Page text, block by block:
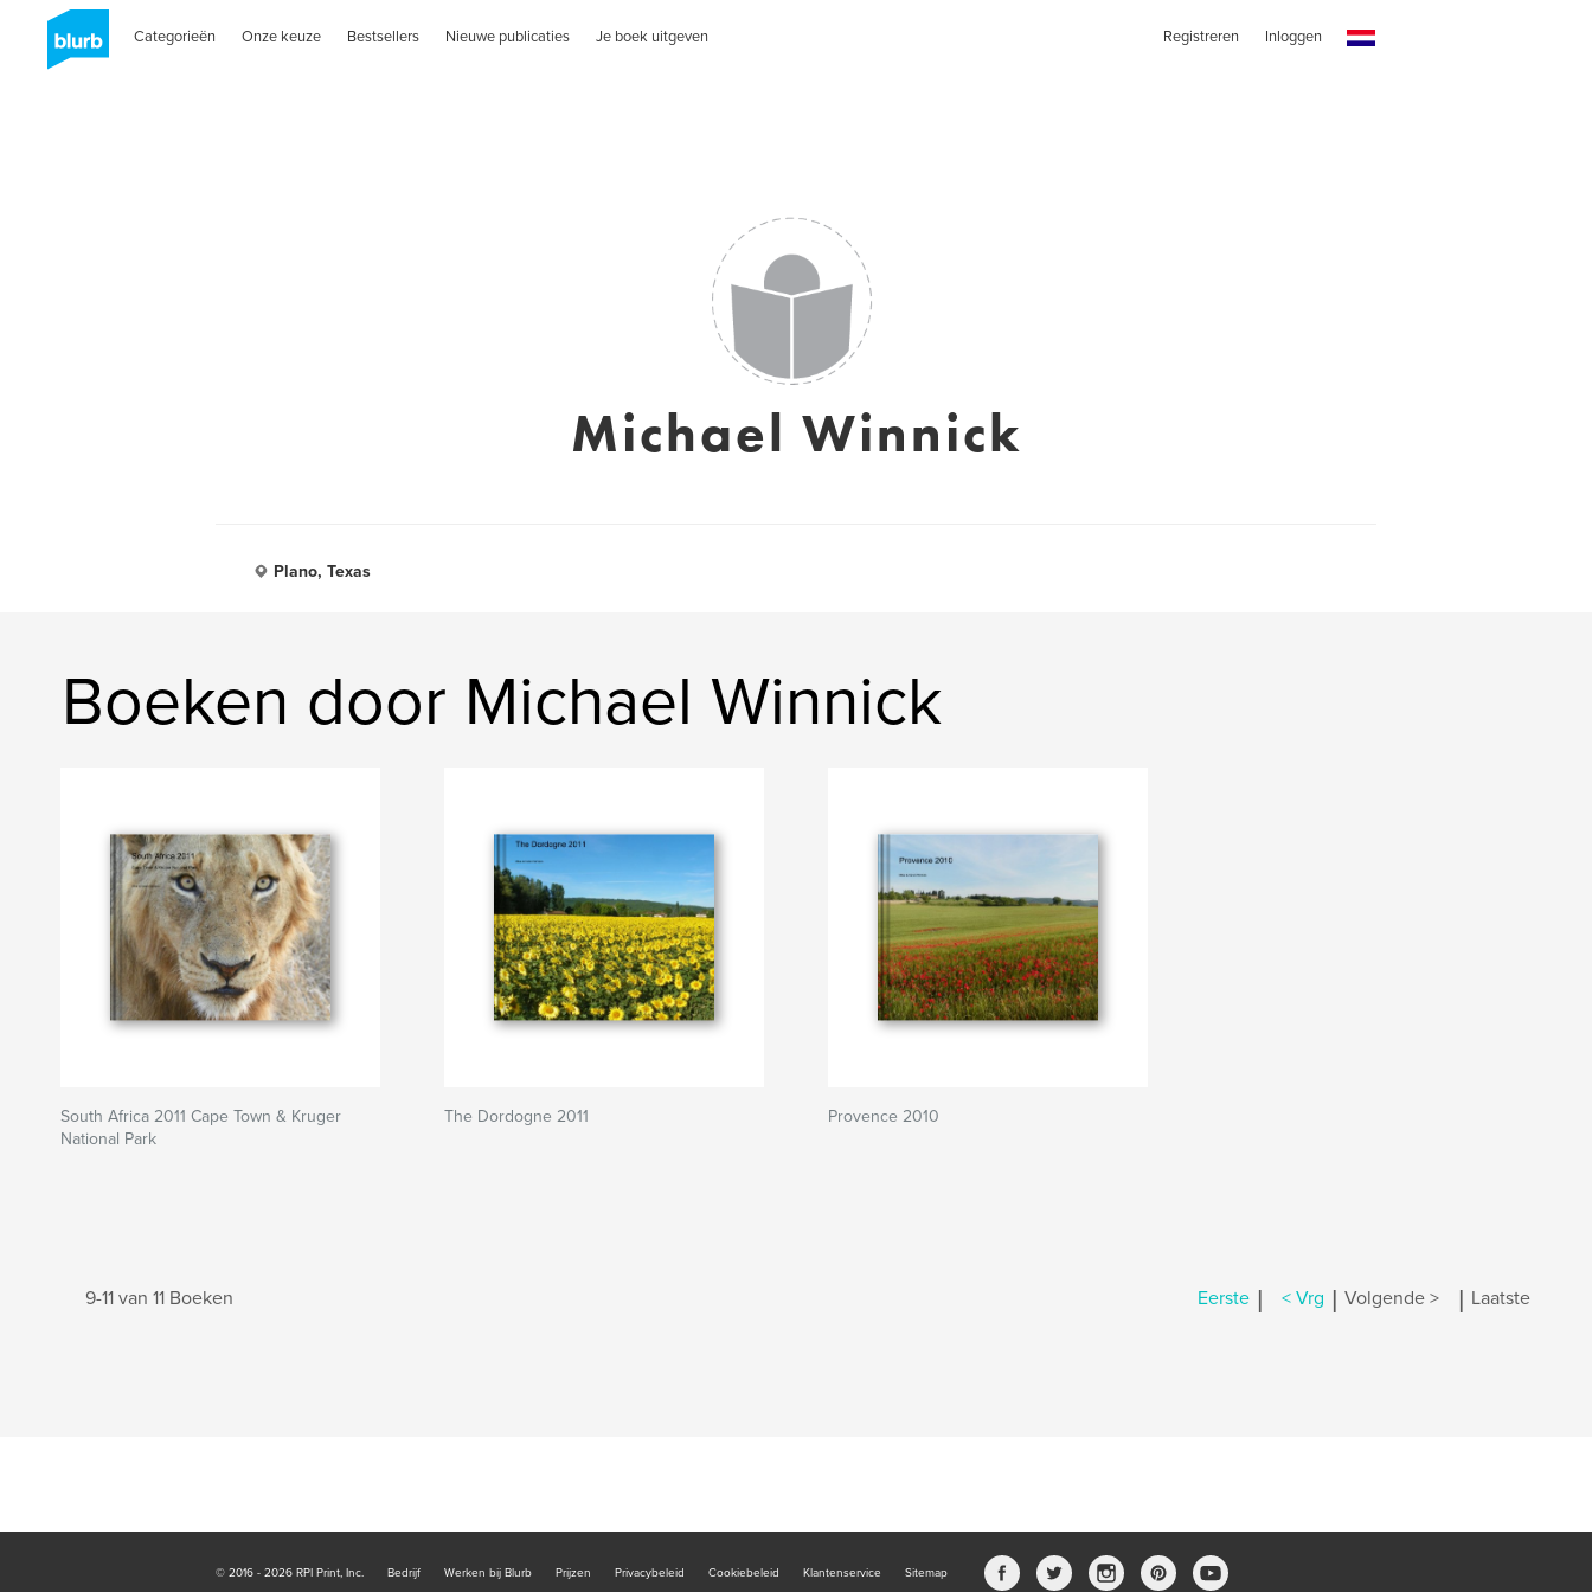
Categorieën Onze keuze Bestsellers Nieuwe publicaties Je boek uitgeven Registreren Inloggen
Michael Winnick
Plano, Texas
Boeken door Michael Winnick
South Africa 2011 Cape Town & Kruger
National Park
The Dordogne 2011 Provence 2010
9-11 van 11 Boeken Eerste | < Vrg | Volgende > | Laatste
© 2016 - 2026 RPI Print, Inc. Bedrijf Werken bij Blurb Prijzen Privacybeleid Cookiebeleid Klantenservice Sitemap